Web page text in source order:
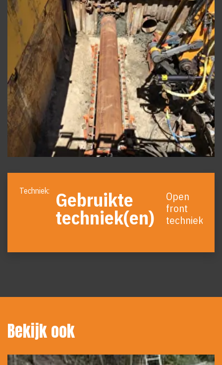
Gebruikte
techniek(en)
Open
front
techniek
Bekijk ook